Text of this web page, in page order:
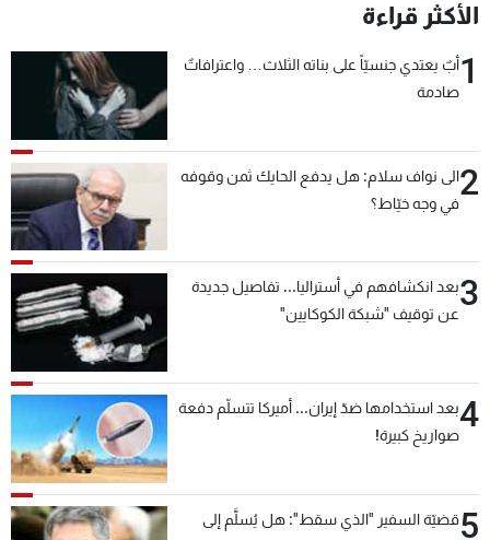
الأكثر قراءة
1أبٌ يعتدي جنسيّاً على بناته الثلاث… واعترافاتٌ
صادمة
2الى نواف سلام: هل يدفع الحايك ثمن وقوفه
في وجه خيّاط؟
3بعد انكشافهم في أستراليا... تفاصيل جديدة
عن توقيف "شبكة الكوكايين"
4بعد استخدامها ضدّ إيران... أميركا تتسلّم دفعة
صواريخ كبيرة!
5قضيّة السفير "الذي سقط": هل يُسلَّم إلى